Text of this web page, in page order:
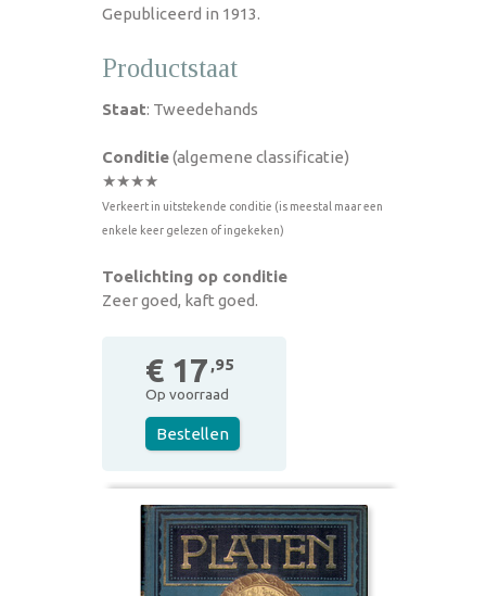
Gepubliceerd in 1913.
Productstaat
Staat: Tweedehands
Conditie(algemene classificatie)
★★★★
Verkeert in uitstekende conditie (is meestal maar een
enkele keer gelezen of ingekeken)
Toelichting op conditie
Zeer goed, kaft goed.
€ 17 ,95
Op voorraad
Bestellen